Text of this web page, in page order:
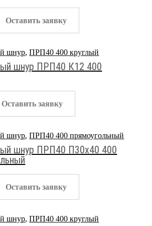
Оставить заявку
шнур,ПРП40 400 круглый
шнур ПРП40 К12 400
Оставить заявку
шнур,ПРП40 400 прямоугольный
шнур ПРП40 П30х40 400
Оставить заявку
шнур,ПРП40 400 круглый